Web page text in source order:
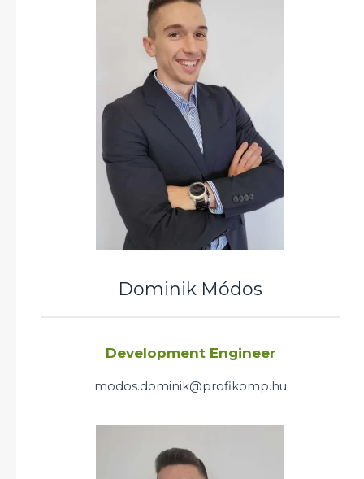
Dominik Módos
Development Engineer
modos.dominik@profikomp.hu